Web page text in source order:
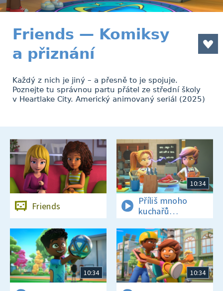
Friends — Komiksy
a přiznání
Každý z nich je jiný – a přesně to je spojuje.
Poznejte tu správnou partu přátel ze střední školy
v Heartlake City. Americký animovaný seriál (2025)
Friends
10:34
Příliš mnoho
kuchařů
(v kuchyni)
10:34 10:34